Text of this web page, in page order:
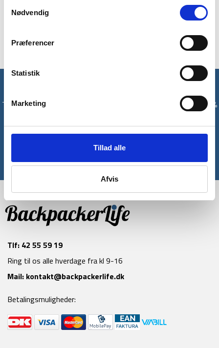
Nødvendig
Præferencer
Statistik
Marketing
Tillad alle
Afvis
Tilmeld dig vores nyhedsbrev og modtag med det samme en 10%
*Gælder ikke allerede nedsatte varer
Tlf: 42 55 59 19
Ring til os alle hverdage fra kl 9-16
Mail: kontakt@backpackerlife.dk
Betalingsmuligheder: